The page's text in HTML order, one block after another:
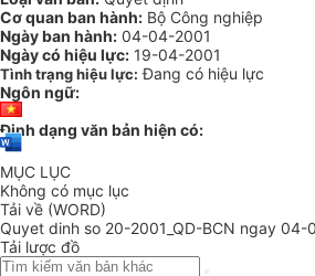
Cơ quan ban hành: Bộ Công nghiệp
Ngày ban hành: 04-04-2001
Ngày có hiệu lực: 19-04-2001
Tình trạng hiệu lực: Đang có hiệu lực
Ngôn ngữ:
Định dạng văn bản hiện có:
MỤC LỤC
Không có mục lục
Tải về (WORD)
Quyet dinh so 20-2001_QD-BCN ngay
Tải lược đồ